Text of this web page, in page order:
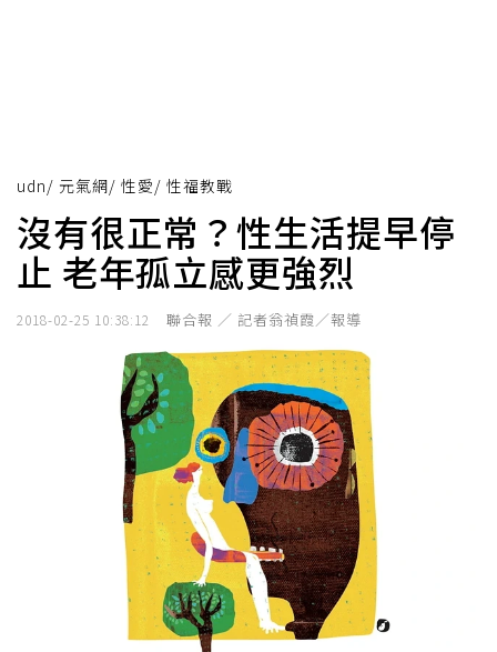
udn/ 元氣網/ 性愛/ 性福教戰
沒有很正常？性生活提早停
止 老年孤立感更強烈
2018-02-25 10:38:12 聯合報 ／ 記者翁禎霞／報導